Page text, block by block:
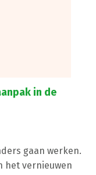
in de
gaan werken.
het vernieuwen